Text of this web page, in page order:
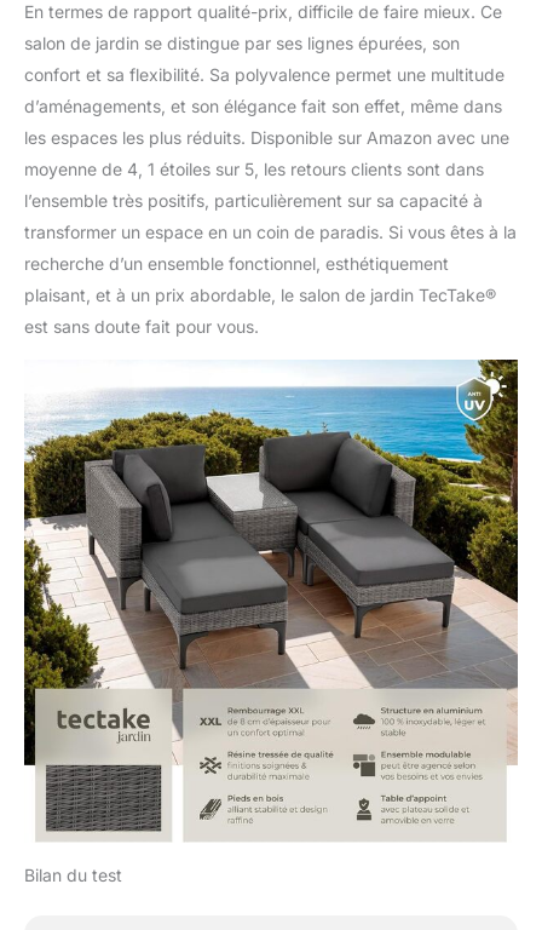
conçu pour un montage
intuitif, vous faisant
gagner du temps et de
l'énergie. La table et les
chaises de jardin
s'intègrent
harmonieusement,
offrant un ensemble
esthétiquement agréable
pour tous vos moments
en plein air.
POLYVALENCE ET
parfaite de la polyvalence
et de l'élégance. Qu'il
s'agisse d'une séance de
bronzage sur la chaise
longue jardin exterieur ou
d'un dîner sous les
étoiles à la table de jardin
exterieur, cet ensemble
s'adapte à toutes vos
envies. Son design
intemporel et son confort
haut de gamme font de
incontournable pour tout
amateur de décoration
extérieure.
En termes de rapport qualité-prix, difficile de faire mieux. Ce
salon de jardin se distingue par ses lignes épurées, son
confort et sa flexibilité. Sa polyvalence permet une multitude
d’aménagements, et son élégance fait son effet, même dans
les espaces les plus réduits. Disponible sur Amazon avec une
moyenne de 4, 1 étoiles sur 5, les retours clients sont dans
l’ensemble très positifs, particulièrement sur sa capacité à
transformer un espace en un coin de paradis. Si vous êtes à la
recherche d’un ensemble fonctionnel, esthétiquement
plaisant, et à un prix abordable, le salon de jardin TecTake®
est sans doute fait pour vous.
Bilan du test